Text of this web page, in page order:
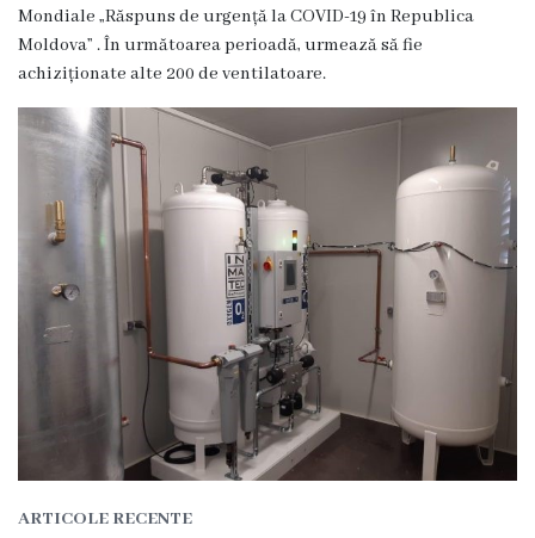
r
e
a
C
o
n
t
a
S
Mondiale „Răspuns de urgență la COVID-19 în Republica
Moldova” . În următoarea perioadă, urmează să fie
achiziționate alte 200 de ventilatoare.
ARTICOLE RECENTE